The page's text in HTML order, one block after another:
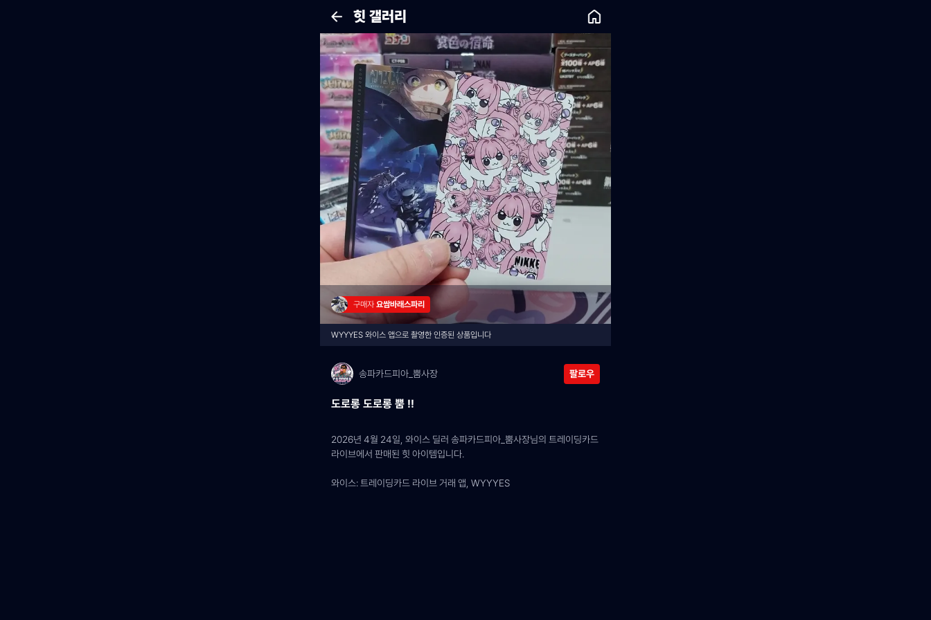
힛 갤러리
구매자 요쌈바래스파리
WYYYES 와이스 앱으로 촬영한 인증된 상품입니다
송파카드피아_뿜사장 팔로우
도로롱 도로롱 뿜 !!
2026년 4월 24일, 와이스 딜러 송파카드피아_뿜사장님의 트레이딩카드
라이브에서 판매된 힛 아이템입니다.
와이스: 트레이딩카드 라이브 거래 앱, WYYYES